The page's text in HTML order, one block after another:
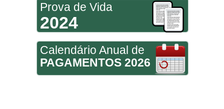
Prova de Vida
2024
Calendário Anual de
PAGAMENTOS 2026